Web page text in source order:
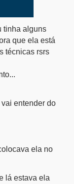
tinha alguns
que ela está
técnicas rsrs
entender do
ela no
lá estava ela